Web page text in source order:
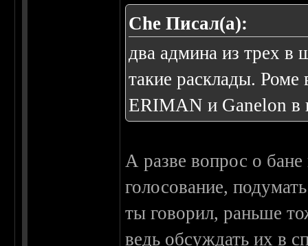
Che Писал(а):
два админа из трех в
такие расклады.
ERIMAN и Ganelon в
А разве вопрос о бане
голосование,
ты говорил, раньше
ведь обсуждать их в